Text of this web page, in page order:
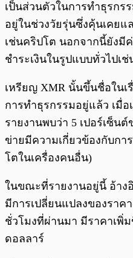
เป็นส่วนตัวในการทำธุรกร
อยู่ในช่วงวัยรุ่นซึ่งคุ้นเคยแ
เช่นคริปโต นอกจากนี้ยังมี
ชำระเงินในรูปแบบทั่วไปเช่
เหรียญ XMR นั้นขึ้นชื่อในเ
การทำธุรกรรมอยู่แล้ว เมื่อ
รายงานพบว่า 5 เปอร์เซ็น
ข่ายมีความเกี่ยวข้องกับกา
โตในเครื่องคนอื่น)
ในขณะที่รายงานอยู่นี้ อ้าง
มีการเปลี่ยนแปลงของราค
ชั่วโมงที่ผ่านมา มีราคาเพิ่ม
ดอลลาร์